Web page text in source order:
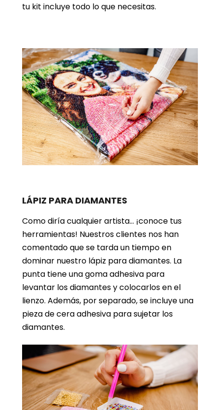
tu kit incluye todo lo que necesitas.
LÁPIZ PARA DIAMANTES
Como diría cualquier artista… ¡conoce tus
herramientas! Nuestros clientes nos han
comentado que se tarda un tiempo en
dominar nuestro lápiz para diamantes. La
punta tiene una goma adhesiva para
levantar los diamantes y colocarlos en el
lienzo. Además, por separado, se incluye una
pieza de cera adhesiva para sujetar los
diamantes.